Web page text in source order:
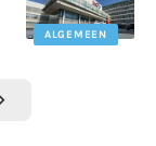
ALGEMEEN